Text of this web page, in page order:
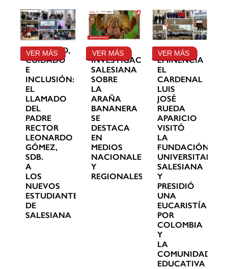
GRATITUD,
CUIDADO
E
INCLUSIÓN:
EL
LLAMADO
DEL
PADRE
RECTOR
LEONARDO
GÓMEZ,
SDB.
A
LOS
NUEVOS
ESTUDIANTES
DE
SALESIANA
VER MÁS
LA
INVESTIGACIÓN
SALESIANA
SOBRE
LA
ARAÑA
BANANERA
SE
DESTACA
EN
MEDIOS
NACIONALES
Y
REGIONALES
VER MÁS
SU
EMINENCIA
EL
CARDENAL
LUIS
JOSÉ
RUEDA
APARICIO
VISITÓ
LA
FUNDACIÓN
UNIVERSITARIA
SALESIANA
Y
PRESIDIÓ
UNA
EUCARISTÍA
POR
COLOMBIA
Y
LA
COMUNIDAD
EDUCATIVA
VER MÁS